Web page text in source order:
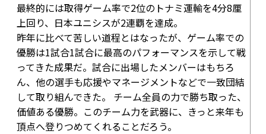
最終的には取得ゲーム率で2位のトナミ運輸を4分8厘
上回り、日本ユニシスが2連覇を達成。
昨年に比べて苦しい道程とはなったが、ゲーム率での
優勝は1試合1試合に最高のパフォーマンスを示して戦
ってきた成果だ。試合に出場したメンバーはもちろ
ん、他の選手も応援やマネージメントなどで一致団結
して取り組んできた。 チーム全員の力で勝ち取った、
価値ある優勝。このチーム力を武器に、きっと来年も
頂点へ登りつめてくれることだろう。